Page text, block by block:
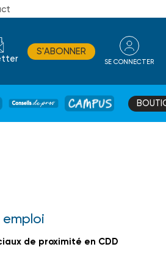
S'ABONNER
SE CONNECTER
DE
CAMPUS
emploi
de proximité en CDD